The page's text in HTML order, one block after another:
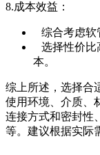
8.成本效益：
综合考虑软
选择性价比
本。
综上所述，选择合
使用环境、介质、
连接方式和密封性
等。建议根据实际